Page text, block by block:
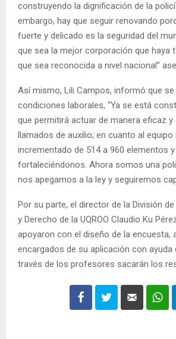
construyendo la dignificación de la
embargo, hay que seguir renovando
fuerte y delicado es la seguridad del
que sea la mejor corporación que haya
que sea reconocida a nivel nacional”
Así mismo, Lili Campos, informó que
condiciones laborales, “Ya se está
que permitirá actuar de manera eficaz
llamados de auxilio; en cuanto al
incrementado de 514 a 960 elementos
fortaleciéndonos. Ahora somos una
nos apegamos a la ley y seguiremos
Por su parte, el director de la División
y Derecho de la UQROO Claudio Ku
apoyaron con el diseño de la encuesta,
encargados de su aplicación con
través de los profesores sacarán los